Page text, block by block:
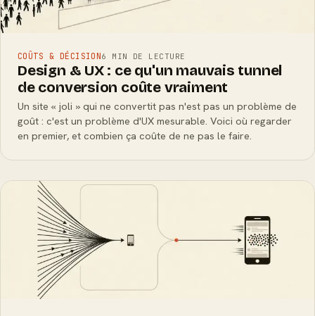
COÛTS & DÉCISION6 MIN DE LECTURE
Design & UX : ce qu'un mauvais tunnel
de conversion coûte vraiment
Un site « joli » qui ne convertit pas n'est pas un problème de
goût : c'est un problème d'UX mesurable. Voici où regarder
en premier, et combien ça coûte de ne pas le faire.